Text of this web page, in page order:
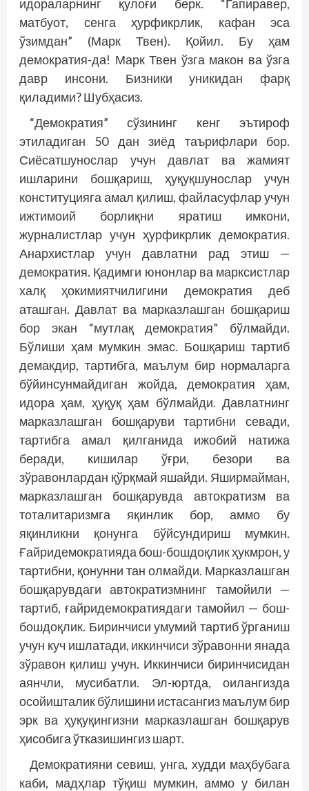
идораларнинг қулоғи берк. “Гапиравер,
матбуот, сенга ҳурфикр­лик, кафан эса
ўзимдан” (Марк Твен). Қойил. Бу ҳам
демократия-да! Марк Твен ўзга макон ва ўзга
давр инсони. Бизники уникидан фарқ
қиладими? Шубҳасиз.
“Демократия” сўзининг кенг эътироф
этиладиган 50 дан зиёд таърифлари бор.
Сиёсатшунослар учун давлат ва жамият
ишларини бошқариш, ҳуқуқшунослар учун
конститу­цияга амал қилиш, файласуфлар учун
ижтимоий борлиқни яратиш имкони,
журналистлар учун ҳурфикрлик демократия.
Анархистлар учун давлатни рад этиш —
демократия. Қадимги юнонлар ва марксистлар
халқ ҳокимиятчилигини демократия деб
аташган. Давлат ва марказлашган бошқариш
бор экан “мутлақ демок­ратия” бўлмайди.
Бўлиши ҳам мумкин эмас. Бошқариш тартиб
демакдир, тартибга, маълум бир нормаларга
бў­йинсунмайдиган жойда, демократия ҳам,
идора ҳам, ҳуқуқ ҳам бўлмайди. Давлатнинг
марказлашган бошқаруви тартибни севади,
тартибга амал қилганида ижобий натижа
беради, кишилар ўғри, безори ва
зўравонлардан қўрқмай яшайди. Яширмайман,
марказлашган бошқарувда автократизм ва
тоталитаризмга яқинлик бор, аммо бу
яқинликни қонунга бўйсундириш мумкин.
Ғайридемократияда бош­-бошдоқлик ҳукмрон, у
тартибни, қонунни тан олмайди. Марказлашган
бошқарувдаги автократизмнинг тамойили —
тартиб, ғайридемократиядаги тамойил — бош­-
бошдоқлик. Биринчиси умумий тартиб ўрганиш
учун куч ишлатади, иккинчиси зўравонни янада
зўравон қилиш учун. Иккинчиси биринчисидан
аянчли, мусибатли. Эл-юрт­­да, оилангизда
осойишталик бўлишини истасангиз маълум бир
эрк ва ҳуқуқингизни марказлашган бошқарув
ҳисобига ўтказишингиз шарт.
Демократияни севиш, унга, худди маҳбубага
каби, мадҳлар тўқиш мумкин, аммо у билан